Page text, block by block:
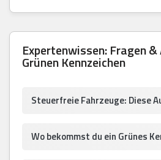
Expertenwissen: Fragen
Grünen Kennzeichen
Steuerfreie Fahrzeuge: Diese
Wo bekommst du ein Grünes